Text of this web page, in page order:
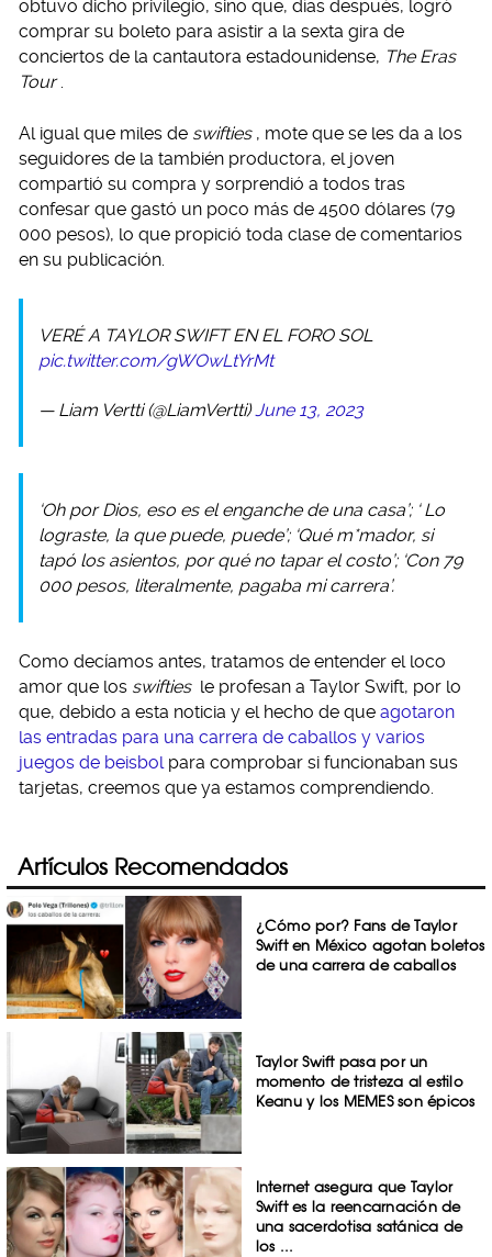
obtuvo dicho privilegio, sino que, días después, logró
comprar su boleto para asistir a la sexta gira de
conciertos de la cantautora estadounidense, The Eras
Tour .
Al igual que miles de swifties , mote que se les da a los
seguidores de la también productora, el joven
compartió su compra y sorprendió a todos tras
confesar que gastó un poco más de 4500 dólares (79
000 pesos), lo que propició toda clase de comentarios
en su publicación.
VERÉ A TAYLOR SWIFT EN EL FORO SOL
pic.twitter.com/gWOwLtYrMt
— Liam Vertti (@LiamVertti)June 13, 2023
‘Oh por Dios, eso es el enganche de una casa’; ‘ Lo
lograste, la que puede, puede’; ‘Qué m*mador, si
tapó los asientos, por qué no tapar el costo’; ‘Con 79
000 pesos, literalmente, pagaba mi carrera’.
Como decíamos antes, tratamos de entender el loco
amor que los swifties le profesan a Taylor Swift, por lo
que, debido a esta noticia y el hecho de que agotaron
las entradas para una carrera de caballos y varios
juegos de beisbolpara comprobar si funcionaban sus
tarjetas, creemos que ya estamos comprendiendo.
Artículos Recomendados
¿Cómo por? Fans de Taylor
Swift en México agotan boletos
de una carrera de caballos
Taylor Swift pasa por un
momento de tristeza al estilo
Keanu y los MEMES son épicos
Internet asegura que Taylor
Swift es la reencarnación de
una sacerdotisa satánica de
los ...